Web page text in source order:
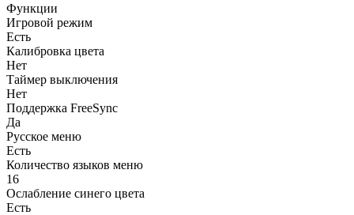
Функции
Игровой режим
Есть
Калибровка цвета
Нет
Таймер выключения
Нет
Поддержка FreeSync
Да
Русское меню
Есть
Количество языков меню
16
Ослабление синего цвета
Есть